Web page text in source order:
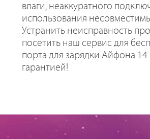
влаги, неаккуратного
использования
Устранить неисправность
посетить наш сервис для
порта для зарядки Айфона
гарантией!